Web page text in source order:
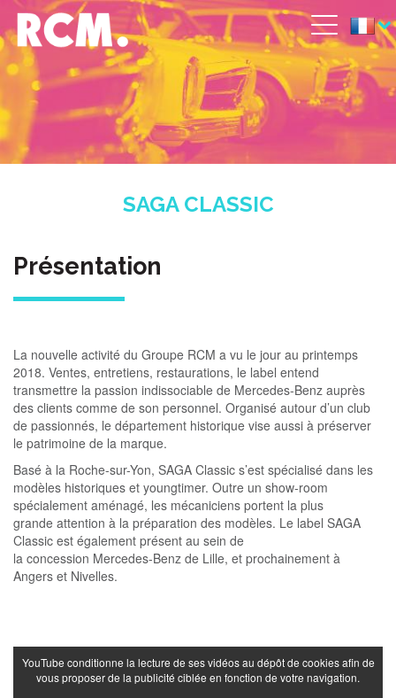
Aller au contenu principal
Menu
SAGA CLASSIC
Présentation
La nouvelle activité du Groupe RCM a vu le jour au printemps
2018. Ventes, entretiens, restaurations, le label entend
transmettre la passion indissociable de Mercedes-Benz auprès
des clients comme de son personnel. Organisé autour d’un club
de passionnés, le département historique vise aussi à préserver
le patrimoine de la marque.
Basé à la Roche-sur-Yon, SAGA Classic s’est spécialisé dans les
modèles historiques et youngtimer. Outre un show-room
spécialement aménagé, les mécaniciens portent la plus
grande attention à la préparation des modèles. Le label SAGA
Classic est également présent au sein de
la concession Mercedes-Benz de Lille, et prochainement à
Angers et Nivelles.
YouTube conditionne la lecture de ses vidéos au dépôt de cookies afin de
vous proposer de la publicité ciblée en fonction de votre navigation.
Panneau de gestion des cookies